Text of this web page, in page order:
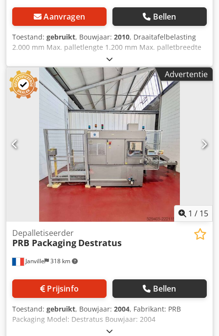
Aanvragen Bellen
Toestand: gebruikt, Bouwjaar: 2010, Draaitafelbelasting
2.000 mm Max. palletlengte 1.200 mm Max. palletbreedte
1.000 mm Max. pallethoogte 2.250 mm Max. foliediameter
300 mm Max. foliebreedte 500 mm Max. draaitafelsnelheid
14 t/min Afmetingen L x B x H 2,85 x 1,52 x 1,50 m
Dodpozbvhrsfx Aiajkr Naar ons oordeel verkeert de
machine in goede gebruikte staat en kan deze onder
stroom worden bezichtigd na afspraak. Accessoires,
afgebeelde gereedschappen en spanmiddelen behoren
alleen tot de levering als dit in de extra informatie is
vermeld. Wijzigingen en fouten in de technische gegevens
en informatie evenals tussentijdse verkoop voorbehouden!
Advertentie
1 / 15
Janville 318 km
Depalletiseerder
PRB Packaging Destratus
Prijsinfo Bellen
Toestand: gebruikt, Bouwjaar: 2004, Fabrikant: PRB
Packaging Model: Destratus Bouwjaar: 2004
Geautomatiseerd systeem voor het van de pallet halen van